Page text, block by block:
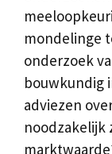
mondelinge
onderzoek
bouwkundig
adviezen
noodzakelijk